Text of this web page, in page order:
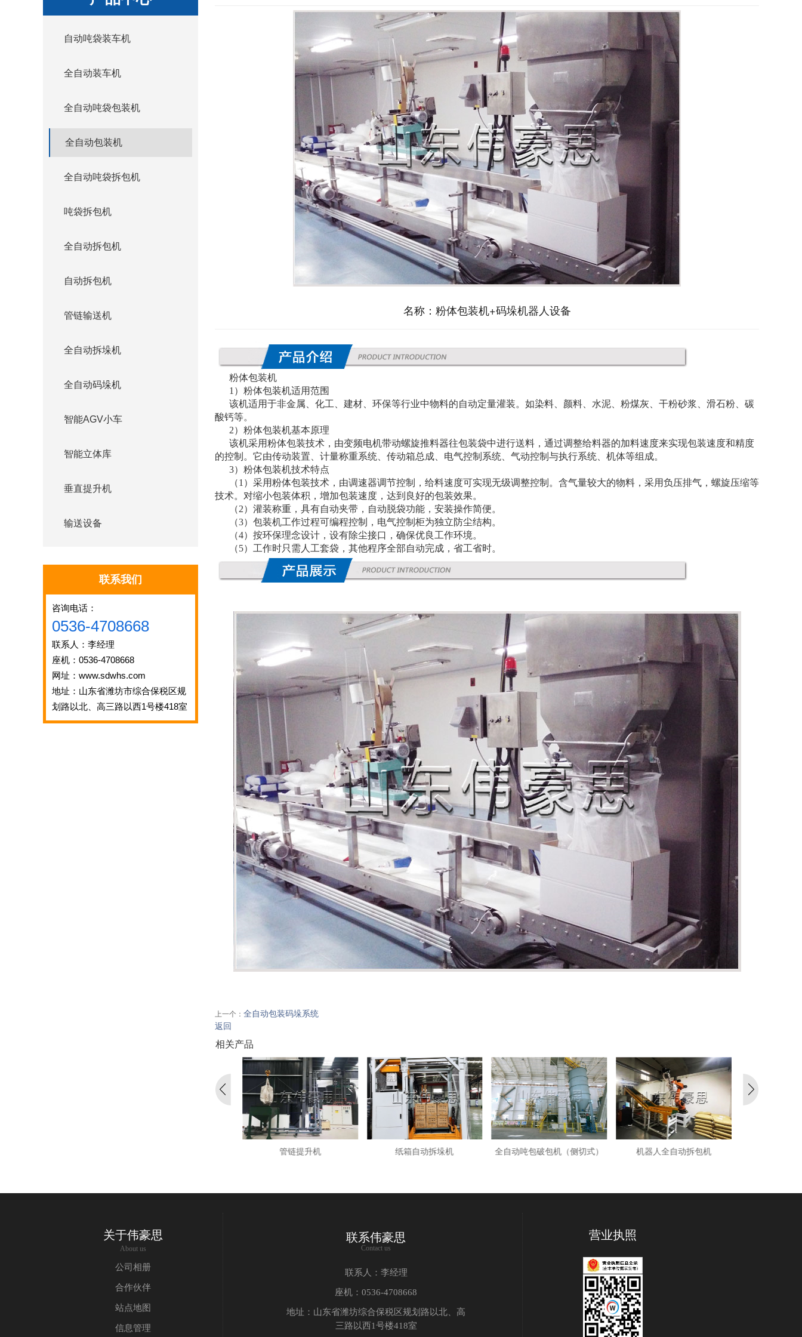
自动吨袋装车机
全自动装车机
全自动吨袋包装机
全自动包装机
全自动吨袋拆包机
吨袋拆包机
全自动拆包机
自动拆包机
管链输送机
全自动拆垛机
全自动码垛机
智能AGV小车
智能立体库
垂直提升机
输送设备
联系我们
咨询电话：
0536-4708668
联系人：李经理
座机：0536-4708668
网址：www.sdwhs.com
地址：山东省潍坊市综合保税区规
划路以北、高三路以西1号楼418室
名称： 粉体包装机+码垛机器人设备
粉体包装机
1）粉体包装机适用范围
该机适用于非金属、化工、建材、环保等行业中物料的自动定量灌装。如染料、颜料、水泥、粉煤灰、干粉砂浆、滑石粉、碳
酸钙等。
2）粉体包装机基本原理
该机采用粉体包装技术，由变频电机带动螺旋推料器往包装袋中进行送料，通过调整给料器的加料速度来实现包装速度和精度
的控制。它由传动装置、计量称重系统、传动箱总成、电气控制系统、气动控制与执行系统、机体等组成。
3）粉体包装机技术特点
（1）采用粉体包装技术，由调速器调节控制，给料速度可实现无级调整控制。含气量较大的物料，采用负压排气，螺旋压缩等
技术。对缩小包装体积，增加包装速度，达到良好的包装效果。
（2）灌装称重，具有自动夹带，自动脱袋功能，安装操作简便。
（3）包装机工作过程可编程控制，电气控制柜为独立防尘结构。
（4）按环保理念设计，设有除尘接口，确保优良工作环境。
（5）工作时只需人工套袋，其他程序全部自动完成，省工省时。
上一个： 全自动包装码垛系统
返回
相关产品
纸箱自动拆垛机 全自动吨包破包机（侧切式） 机器人全自动拆包机 废袋全自动打包机
关于伟豪思
About us
公司相册
合作伙伴
站点地图
信息管理
联系伟豪思
Contact us
联系人：李经理
座机：0536-4708668
地址：山东省潍坊综合保税区规划路以北、高
三路以西1号楼418室
营业执照